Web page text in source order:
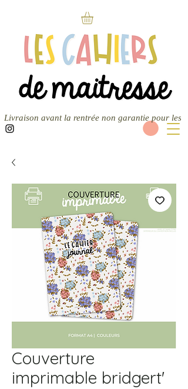
Livraison avant la rentrée non garantie pour les
Couverture
imprimable bridgert'